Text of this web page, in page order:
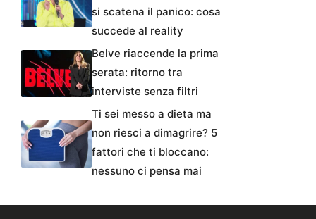
si scatena il panico: cosa
succede al reality
Belve riaccende la prima
serata: ritorno tra
interviste senza filtri
Ti sei messo a dieta ma
non riesci a dimagrire? 5
fattori che ti bloccano:
nessuno ci pensa mai